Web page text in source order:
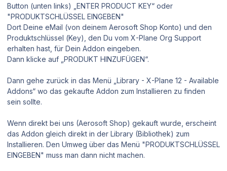
Button (unten links) „ENTER PRODUCT KEY“ oder
"PRODUKTSCHLÜSSEL EINGEBEN"
Dort Deine eMail (von deinem Aerosoft Shop Konto) und den
Produktschlüssel (Key), den Du vom X-Plane Org Support
erhalten hast, für Dein Addon eingeben.
Dann klicke auf „PRODUKT HINZUFÜGEN“.
Dann gehe zurück in das Menü „Library - X-Plane 12 - Available
Addons“ wo das gekaufte Addon zum Installieren zu finden
sein sollte.
Wenn direkt bei uns (Aerosoft Shop) gekauft wurde, erscheint
das Addon gleich direkt in der Library (Bibliothek) zum
Installieren. Den Umweg über das Menü "PRODUKTSCHLÜSSEL
EINGEBEN" muss man dann nicht machen.